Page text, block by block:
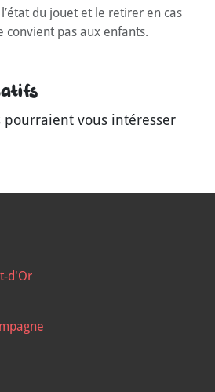
du jouet et le retirer en cas
convient pas aux enfants.
pourraient vous intéresser
d'Or